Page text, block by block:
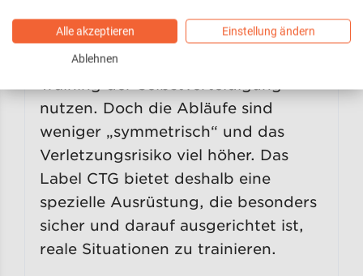
könne klassische
Kampfsportausrüstung auch zum
nutzen. Doch die Abläufe sind
weniger „symmetrisch“ und das
Verletzungsrisiko viel höher. Das
Label CTG bietet deshalb eine
spezielle Ausrüstung, die besonders
sicher und darauf ausgerichtet ist,
reale Situationen zu trainieren.
Alle akzeptieren Einstellung ändern
Ablehnen